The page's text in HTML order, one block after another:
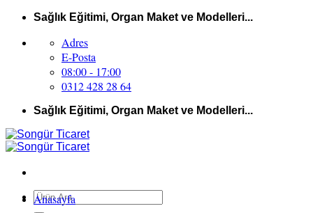
İçeriğeSağlık Eğitimi, Organ Maket ve Modelleri...
Adres
E-Posta
08:00 - 17:00
0312 428 28 64
Sağlık Eğitimi, Organ Maket ve Modelleri...
Ara:
Anasayfa